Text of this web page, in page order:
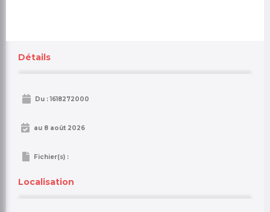
Détails
Du : 1618272000
au 8 août 2026
Fichier(s) :
Localisation